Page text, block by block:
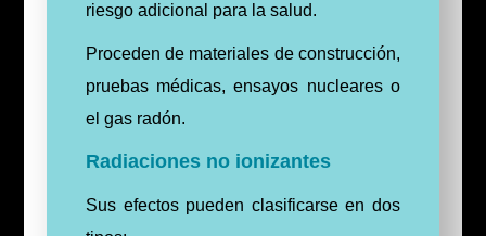
riesgo adicional para la salud.
Proceden de materiales de construcción,
pruebas médicas, ensayos nucleares o
el gas radón.
Radiaciones no ionizantes
Sus efectos pueden clasificarse en dos